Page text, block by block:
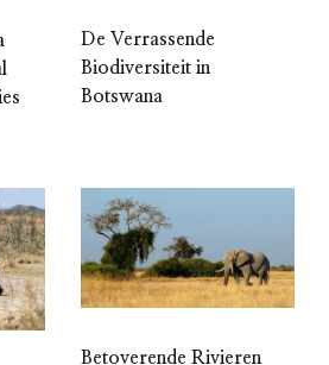
De Verrassende
Biodiversiteit in
Botswana
Betoverende Rivieren